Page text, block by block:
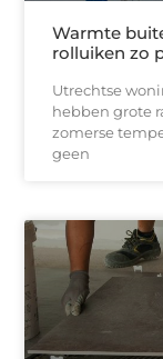
Warmte
rolluiken zo
Utrechtse
hebben grote
zomerse
geen